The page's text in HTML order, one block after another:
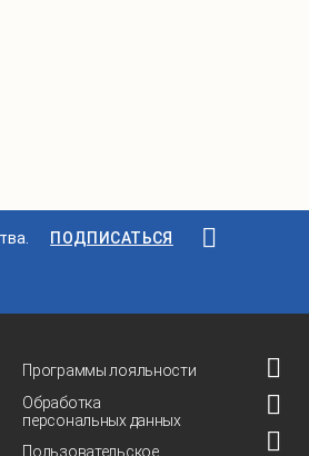
ПОДПИСАТЬСЯ
Программы лояльности
Обработка
персональных данных
Пользовательское